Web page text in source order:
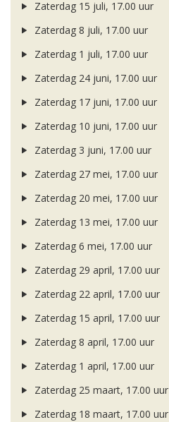
Zaterdag 15 juli, 17.00 uur
Zaterdag 8 juli, 17.00 uur
Zaterdag 1 juli, 17.00 uur
Zaterdag 24 juni, 17.00 uur
Zaterdag 17 juni, 17.00 uur
Zaterdag 10 juni, 17.00 uur
Zaterdag 3 juni, 17.00 uur
Zaterdag 27 mei, 17.00 uur
Zaterdag 20 mei, 17.00 uur
Zaterdag 13 mei, 17.00 uur
Zaterdag 6 mei, 17.00 uur
Zaterdag 29 april, 17.00 uur
Zaterdag 22 april, 17.00 uur
Zaterdag 15 april, 17.00 uur
Zaterdag 8 april, 17.00 uur
Zaterdag 1 april, 17.00 uur
Zaterdag 25 maart, 17.00 uur
Zaterdag 18 maart, 17.00 uur